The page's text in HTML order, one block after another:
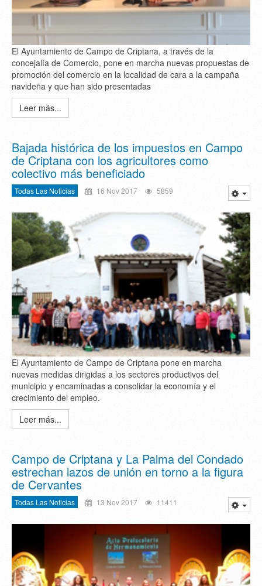
El Ayuntamiento de Campo de Criptana, a través de la
concejalía de Comercio, pone en marcha nuevas propuestas de
promoción del comercio en la localidad de cara a la campaña
navideña y que han sido presentadas
Leer más...
Bajada histórica de los impuestos en Campo
de Criptana con los agricultores como
colectivo más beneficiado
Todas Las Noticias 16 Nov 2017 5859
El Ayuntamiento de Campo de Criptana pone en marcha
nuevas medidas dirigidas a los sectores productivos del
municipio y encaminadas a consolidar la economía y el
crecimiento del empleo.
Leer más...
Campo de Criptana y La Palma del Condado
estrechan lazos de unión en torno a la figura
de Cervantes
Todas Las Noticias 13 Nov 2017 11411